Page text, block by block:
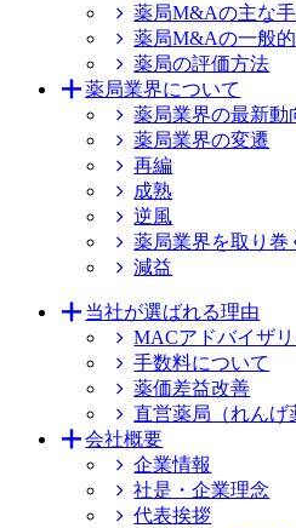
薬局M&Aの主な
薬局M&Aの一般
薬局の評価方法
薬局業界について
薬局業界の最新動
薬局業界の変遷
再編
成熟
逆風
薬局業界を取り巻
減益
当社が選ばれる理由
MACアドバイザ
手数料について
薬価差益改善
直営薬局（れんげ
会社概要
企業情報
社是・企業理念
代表挨拶